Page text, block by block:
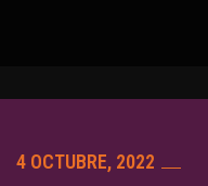
4 OCTUBRE, 2022